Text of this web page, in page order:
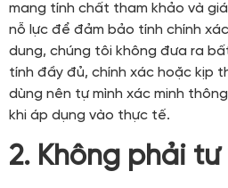
mang tính chất tham khảo và
nỗ lực để đảm bảo tính chính
dung, chúng tôi không đưa ra
tính đầy đủ, chính xác hoặc kịp
dùng nên tự mình xác minh
khi áp dụng vào thực tế.
2. Không phải